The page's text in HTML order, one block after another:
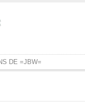
DE =JBW=